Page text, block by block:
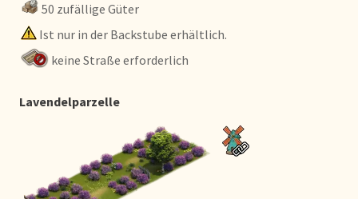
50 zufällige Güter
Ist nur in der Backstube erhältlich.
keine Straße erforderlich
Lavendelparzelle